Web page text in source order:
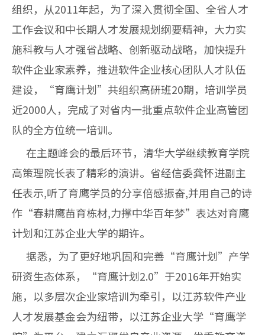
组织，从2011年起，为了深入贯彻全国、全省人才
工作会议和中长期人才发展规划纲要精神，大力实
施科教与人才强省战略、创新驱动战略，加快提升
软件企业家素养，推进软件企业核心团队人才队伍
建设，“育鹰计划”共组织高研班20期，培训学员
近2000人，完成了对省内一批重点软件企业高管团
队的全方位统一培训。
在主题峰会的最后环节，清华大学继续教育学院
高策理院长表了精彩的演讲。省经信委龚怀进副主
任表示,听了育鹰学员的分享倍感振奋,并用自己的诗
作“春耕鹰苗育栋材,力撑中华百年梦”表达对育鹰
计划和江苏企业大学的期许。
据悉，为了更好地巩固和完善“育鹰计划”产学
研资生态体系，“育鹰计划2.0”于2016年开始实
施，以多层次企业家培训为牵引，以江苏软件产业
人才发展基金会为纽带，以江苏企业大学“育鹰学